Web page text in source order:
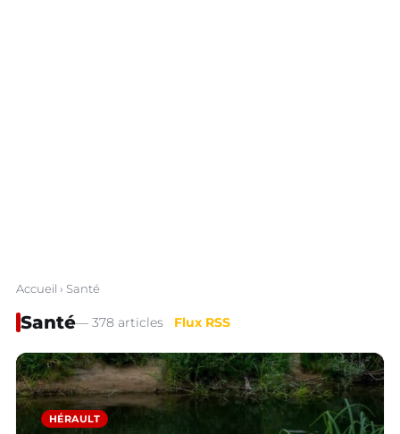
Accueil › Santé
Santé— 378 articles Flux RSS
HÉRAULT